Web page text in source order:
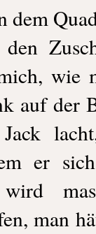
dem
wie
auf der
er
man